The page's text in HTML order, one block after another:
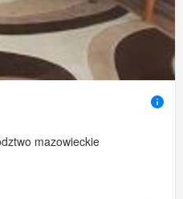
mazowieckie